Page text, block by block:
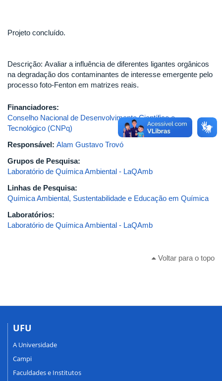
Projeto concluído.
Descrição: Avaliar a influência de diferentes ligantes orgânicos
na degradação dos contaminantes de interesse emergente pelo
processo foto-Fenton em matrizes reais.
Financiadores:
Conselho Nacional de Desenvolvimento Científico e
Tecnológico (CNPq)
Responsável: Alam Gustavo Trovó
Grupos de Pesquisa:
Laboratório de Química Ambiental - LaQAmb
Linhas de Pesquisa:
Química Ambiental, Sustentabilidade e Educação em Química
Laboratórios:
Laboratório de Química Ambiental - LaQAmb
Voltar para o topo
UFU
A Universidade
Campi
Faculdades e Institutos